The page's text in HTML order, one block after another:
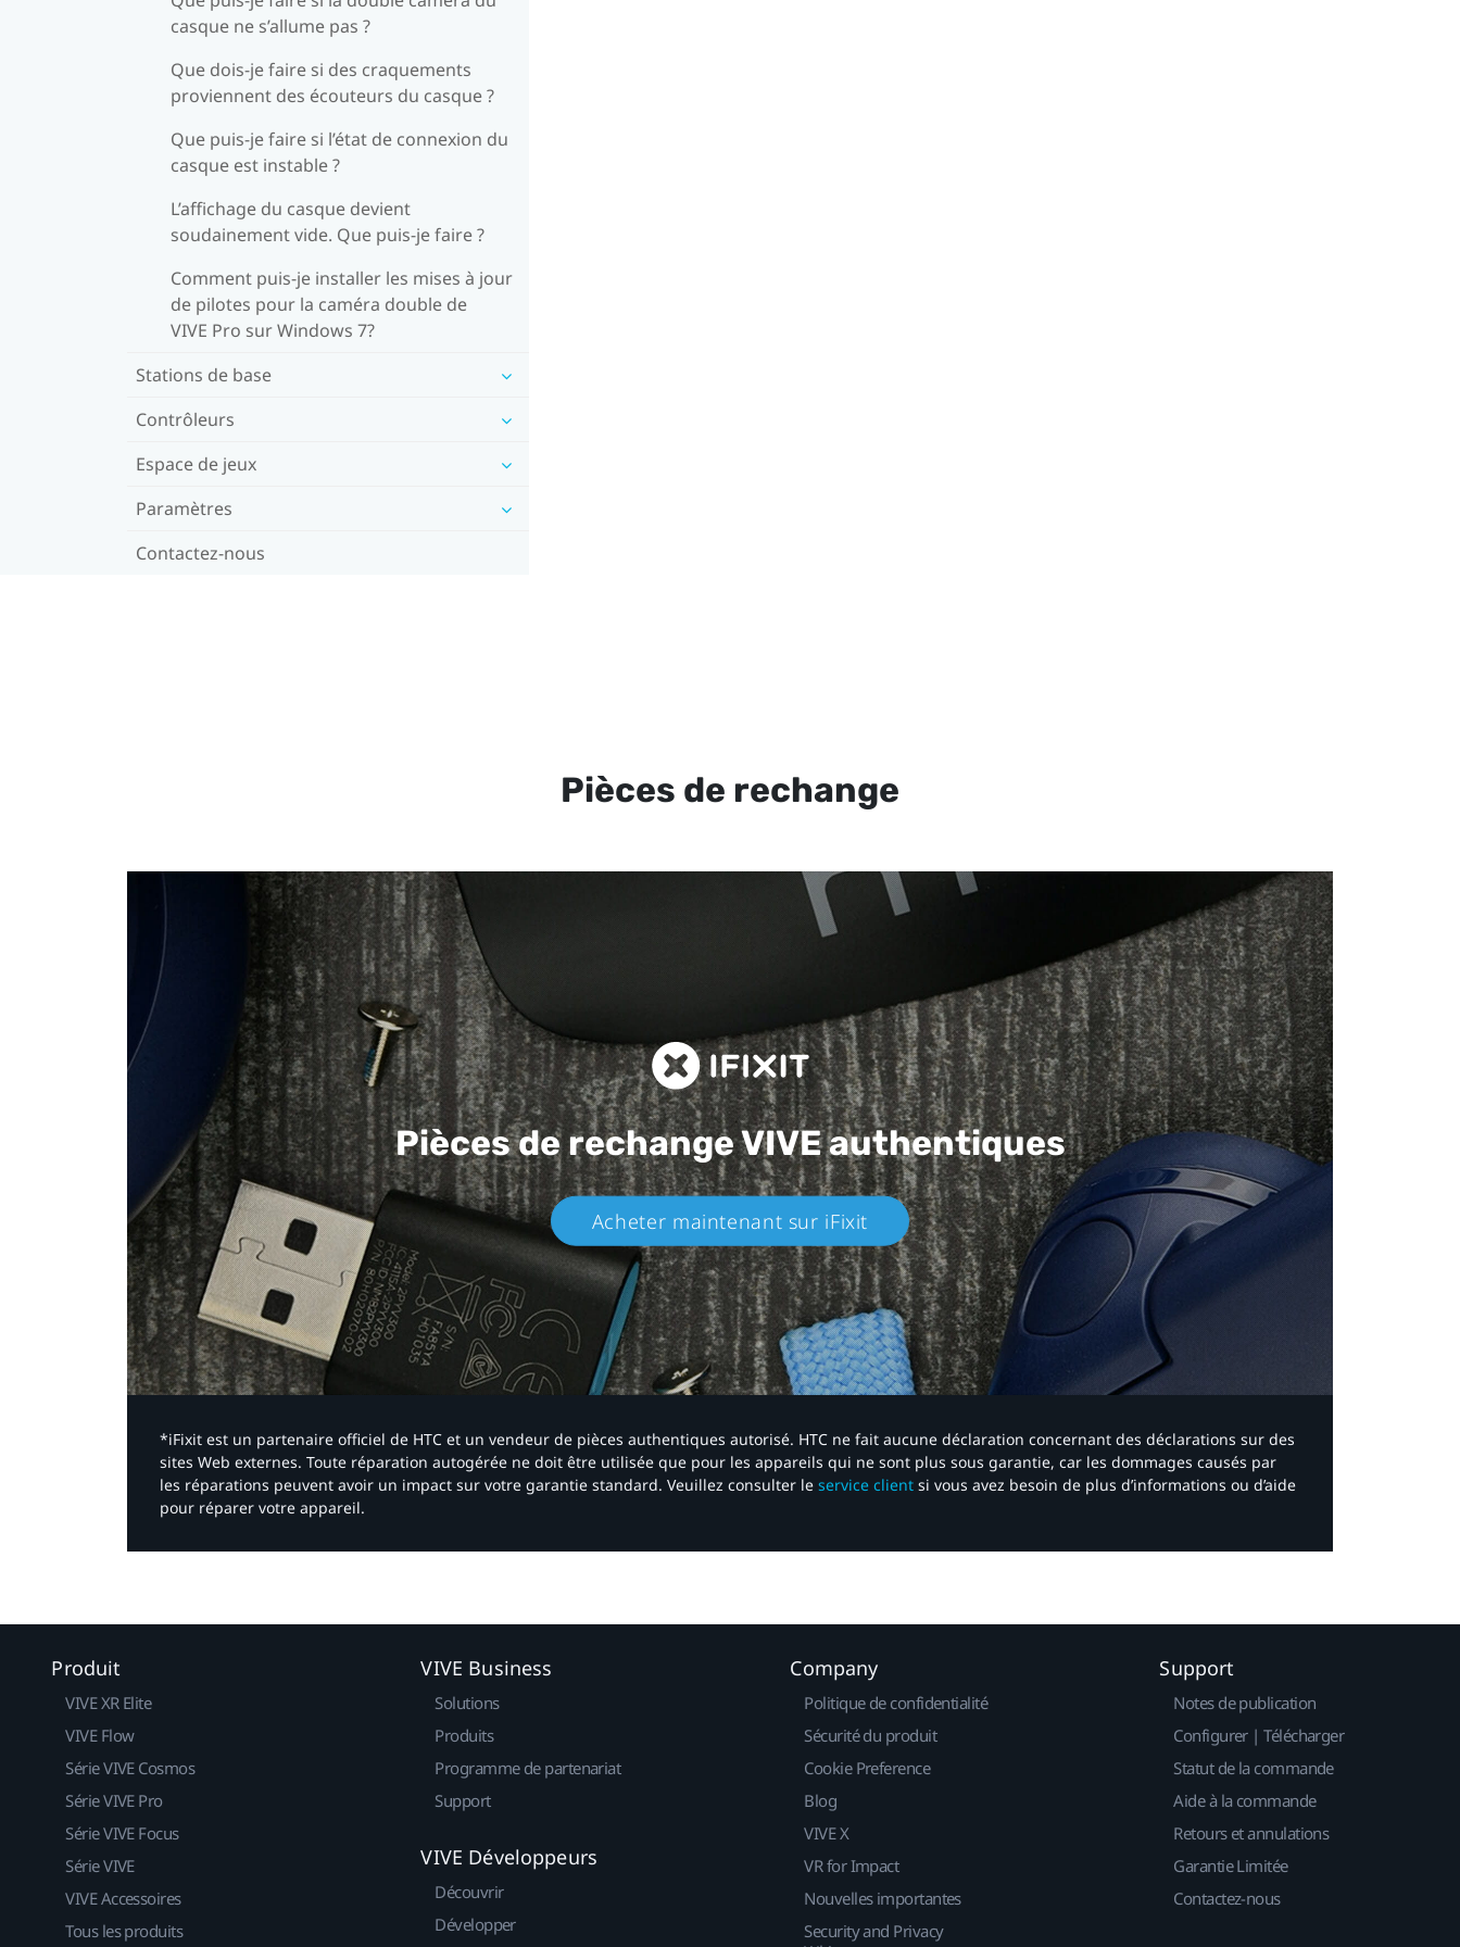
casque ne s’allume pas ?
Que dois-je faire si des craquements
proviennent des écouteurs du casque ?
Que puis-je faire si l’état de connexion du
casque est instable ?
L’affichage du casque devient
soudainement vide. Que puis-je faire ?
Comment puis-je installer les mises à jour
de pilotes pour la caméra double de
VIVE Pro sur Windows 7?
Stations de base
Contrôleurs
Espace de jeux
Paramètres
Contactez-nous
Pièces de rechange
Pièces de rechangeVIVE authentiques​
Acheter maintenant sur iFixit​
*iFixit est un partenaire officiel de HTC et un vendeur de pièces authentiques autorisé. HTC ne fait aucune déclaration concernant des déclarations sur des
sites Web externes. Toute réparation autogérée ne doit être utilisée que pour les appareils qui ne sont plus sous garantie, car les dommages causés par
les réparations peuvent avoir un impact sur votre garantie standard. Veuillez consulter le service client si vous avez besoin de plus d’informations ou d’aide
pour réparer votre appareil.​
Produit
VIVE XR Elite
VIVE Flow
Série VIVE Cosmos
Série VIVE Pro
Série VIVE Focus
Série VIVE
VIVE Accessoires
Tous les produits
VIVE Business
Solutions
Produits
Programme de partenariat
Support
VIVE Développeurs
Découvrir
Développer
Company
Politique de confidentialité
Sécurité du produit
Cookie Preference
Blog
VIVE X
VR for Impact
Nouvelles importantes
Security and Privacy
Support
Notes de publication
Configurer | Télécharger
Statut de la commande
Aide à la commande
Retours et annulations
Garantie Limitée
Contactez-nous